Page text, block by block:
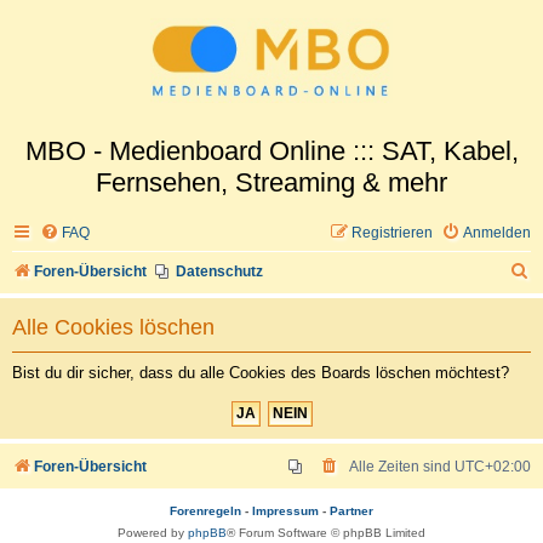
MBO - Medienboard Online ::: SAT, Kabel,
Fernsehen, Streaming & mehr
FAQ Anmelden
Registrieren
Foren-Übersicht Datenschutz
u
Alle Cookies löschen
Bist du dir sicher, dass du alle Cookies des Boards löschen möchtest?
Foren-Übersicht Alle Zeiten sind UTC+02:00
Forenregeln - Impressum - Partner
Powered by phpBB® Forum Software © phpBB Limited